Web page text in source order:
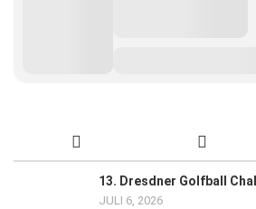
13. Dresdner Golfball
JULI 6, 2026